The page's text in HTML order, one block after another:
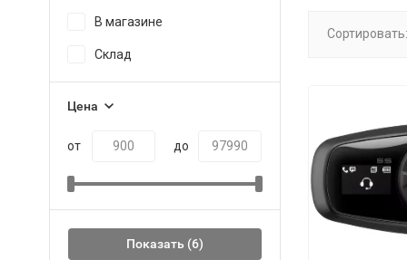
Сортировать:
В магазине
Склад
Цена
от до
Показать